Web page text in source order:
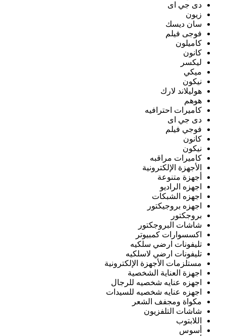
دى جي اى
زيون
سان ديسك
فوجى فيلم
كاميلون
كانون
ليكسر
ميكي
نيكون
هوليلاند لارك
هوهم
كاميرات احترافيه
دى جي اى
فوجي فيلم
كانون
نيكون
كاميرات مراقبه
الأجهزة الإلكترونية
أجهزة متنوعة
اجهزه الراديو
اجهزه الشبكات
اجهزه بروجيكتور
بروجكتور
شاشات البروجكتور
اكسسوارات كمبيوتر
تليفونات ارضي سلكيه
تليفونات ارضي لاسلكيه
مستلزمات الأجهزة الإلكترونية
اجهزة العناية الشخصية
اجهزه عنايه شخصيه للرجال
اجهزه عنايه شخصيه للسيدات
مكواة ومجفف الشعر
شاشات التلفزيون
اللابتوب
أسوس